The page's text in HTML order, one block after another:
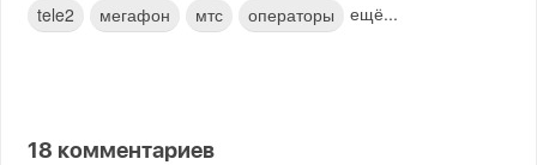
tele2 мегафон мтс операторы ещё...
18 комментариев